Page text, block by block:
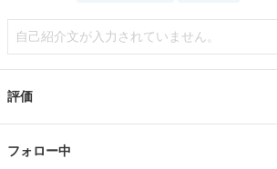
自己紹介文が入力されていません。
評価
フォロー中